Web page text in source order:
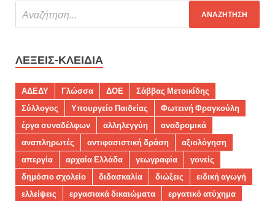
ΛΈΞΕΙΣ-ΚΛΕΙΔΙΆ
ΑΔΕΔΥ Γλώσσα ΔΟΕ
Σάββας Μετοικίδης
Σύλλογος
Υπουργείο Παιδείας
Φωτεινή Φραγκούλη
έργα συναδέλφων
αλληλεγγύη
αναδρομικά
αναπληρωτές
αντιφασιστική δράση
αξιολόγηση
απεργία
αρχαία Ελλάδα γεωγραφία
γονείς
δημόσιο σχολείο
διδασκαλία διώξεις
ειδική αγωγή
ελλείψεις
εργασιακά δικαιώματα
εργατικό ατύχημα